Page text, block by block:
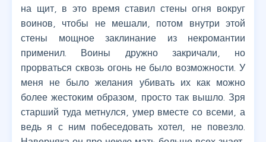
на щит, в это время ставил стены огня вокруг
воинов, чтобы не мешали, потом внутри этой
стены мощное заклинание из некромантии
применил. Воины дружно закричали, но
прорваться сквозь огонь не было возможности. У
меня не было желания убивать их как можно
более жестоким образом, просто так вышло. Зря
старший туда метнулся, умер вместе со всеми, а
ведь я с ним побеседовать хотел, не повезло.